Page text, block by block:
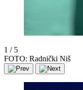
1 / 5
FOTO: Radnički Niš